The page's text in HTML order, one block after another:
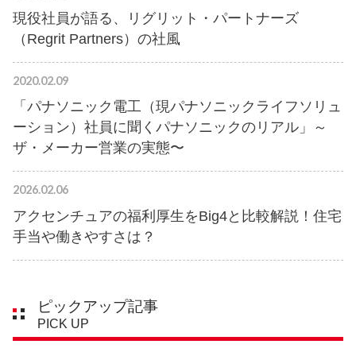
現役社員が語る、リグリット・パートナーズ
（Regrit Partners）の社風
2020.02.09
「パナソニック電工（現パナソニックライフソリュ
ーション）社員に聞くパナソニックのリアル」～
ザ・メーカー営業の実態〜
2026.02.06
アクセンチュアの福利厚生をBig4と比較解説！住宅
手当や働きやすさは？
ピックアップ記事
PICK UP